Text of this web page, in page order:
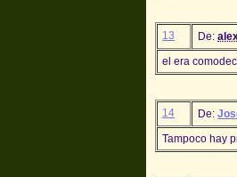
13 De:
el era
14 De:
Tampoco hay